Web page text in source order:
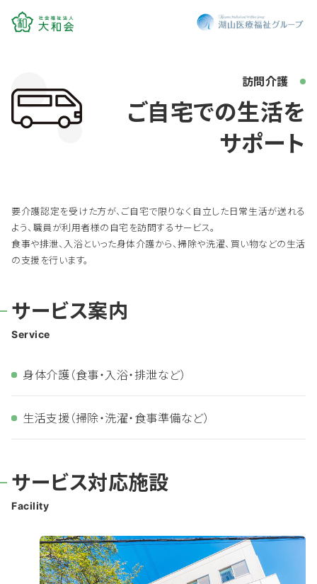
訪問介護
ご自宅での生活を
サポート
要介護認定を受けた方が、ご自宅で限りなく自立した日常生活が送れる
よう、職員が利用者様の自宅を訪問するサービス。
食事や排泄、入浴といった身体介護から、掃除や洗濯、買い物などの生活
の支援を行います。
サービス案内
Service
身体介護（食事・入浴・排泄など）
生活支援（掃除・洗濯・食事準備など）
サービス対応施設
Facility